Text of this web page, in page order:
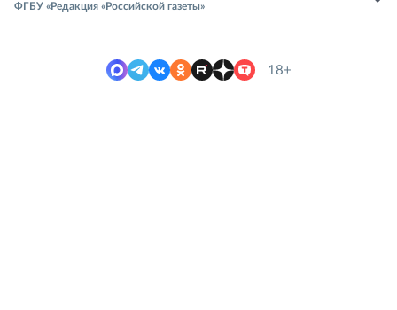
ФГБУ «Редакция «Российской газеты»
18+